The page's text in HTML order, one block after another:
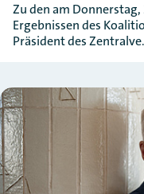
Zu den am
Ergebnissen des
Präsident des